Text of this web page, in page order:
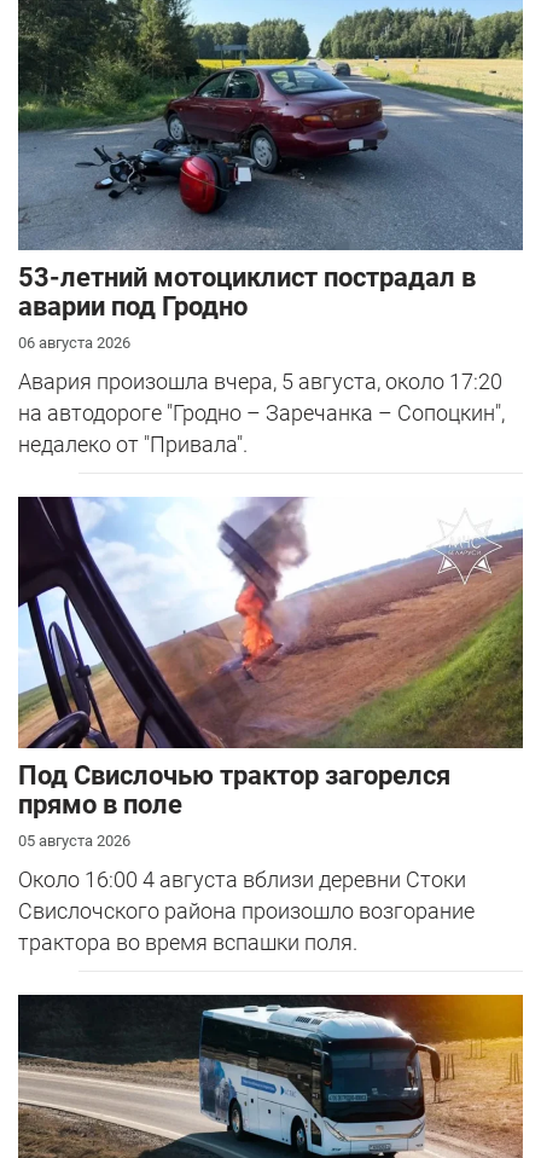
53-летний мотоциклист пострадал в
аварии под Гродно
06 августа 2026
Авария произошла вчера, 5 августа, около 17:20
на автодороге "Гродно – Заречанка – Сопоцкин",
недалеко от "Привала".
Под Свислочью трактор загорелся
прямо в поле
05 августа 2026
Около 16:00 4 августа вблизи деревни Стоки
Свислочского района произошло возгорание
трактора во время вспашки поля.